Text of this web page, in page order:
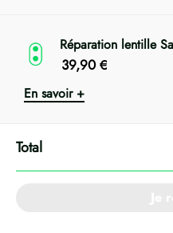
Réparation lentille
39,90 €
En savoir +